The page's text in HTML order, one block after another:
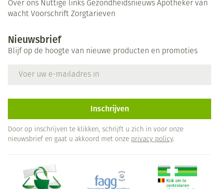
Over ons Nuttige links Gezondheidsnieuws Apotheker van
wacht Voorschrift Zorgtarieven
Nieuwsbrief
Blijf op de hoogte van nieuwe producten en promoties
Inschrijven
Door op inschrijven te klikken, schrijft u zich in voor onze
nieuwsbrief en gaat u akkoord met onze privacy policy.